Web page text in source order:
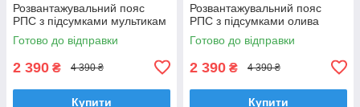
Розвантажувальний пояс
РПС з підсумками мультикам
Готово до відправки
2 390 ₴ 4 390 ₴
Купити
Розвантажувальний пояс
РПС з підсумками олива
Готово до відправки
2 390 ₴ 4 390 ₴
Купити